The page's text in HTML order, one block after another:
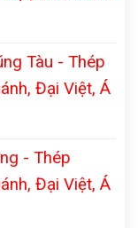
Tàu - Thép
Đại Việt, Á
- Thép
Đại Việt, Á